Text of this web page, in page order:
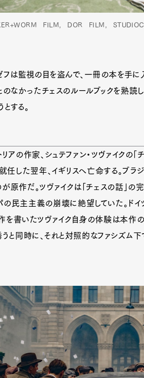
Pen
Pen Meet
FILM, DOR FILM,
フは監視の目を盗んで、一冊の本を手に
のなかったチェスのルールブックを熟読
する。
リアの作家、シュテファン・ツヴァイクの
任した翌年、イギリスへ亡命する。ブラ
原作だ。ツヴァイクは「チェスの話」の
の民主主義の崩壊に絶望していた。ド
を書いたツヴァイク自身の体験は本作
と同時に、それと対照的なファシズム